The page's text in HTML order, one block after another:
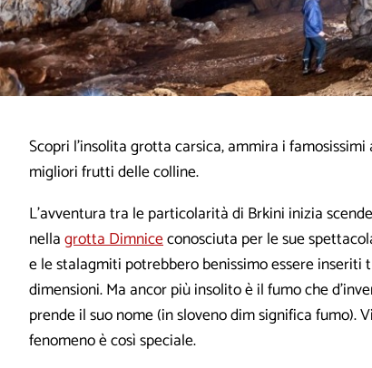
Scopri l’insolita grotta carsica, ammira i
migliori frutti delle colline.
L’avventura tra le particolarità di Brkini inizia
nellagrotta Dimniceconosciuta per le sue
e le stalagmiti potrebbero benissimo essere inseriti
dimensioni. Ma ancor più insolito è il fumo che
prende il suo nome (in sloveno dim significa fumo).
fenomeno è così speciale.